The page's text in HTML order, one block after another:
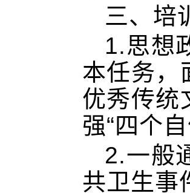
三、培
1.思想
本任务，
优秀传统
强“四个
2.一般
共卫生事